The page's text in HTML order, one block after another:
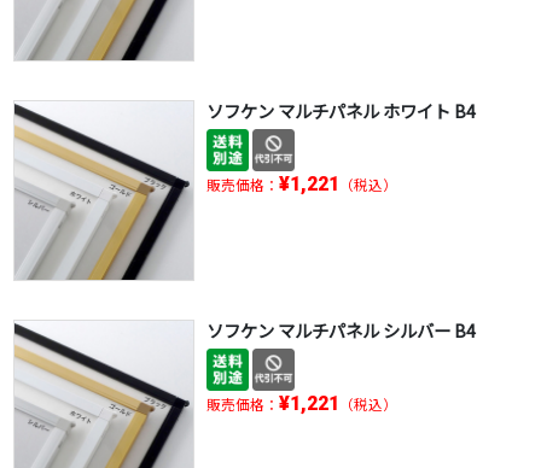
ソフケン マルチパネル ホワイト B4
販売価格： ¥1,221 （税込）
ソフケン マルチパネル シルバー B4
販売価格： ¥1,221 （税込）